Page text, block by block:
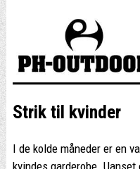
Strik til kvinder
I de kolde måneder er en
kvindes garderobe.